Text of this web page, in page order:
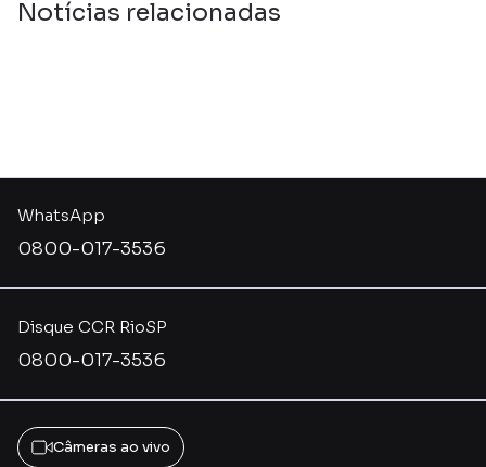
Notícias relacionadas
Disque CCR RioSP
0800-017-3536
WhatsApp
0800-017-3536
Câmeras ao vivo